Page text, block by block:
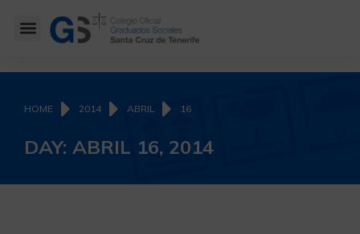
You are here:
HOME 2014 ABRIL 16
DAY: ABRIL 16, 2014